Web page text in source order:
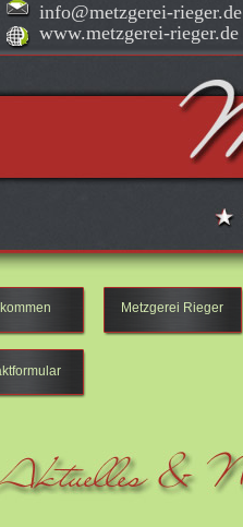
Metzgerei Rieger
info@metzgerei-rieger.de
www.metzgerei-rieger.de